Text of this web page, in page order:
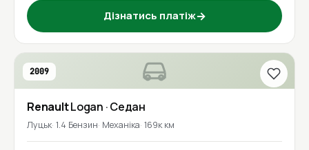
Дізнатись платіж→
2009
RenaultLogan · Седан
Луцьк 1.4 Бензин Механіка 169к км